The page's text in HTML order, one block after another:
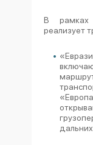
В рамках
реализует